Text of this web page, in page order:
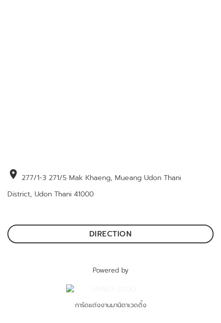
location_on 277/1-3 271/5 Mak Khaeng, Mueang Udon Thani
District, Udon Thani 41000
DIRECTION
Powered by
การ์ดแต่งงานมานิตาเวดดิ้ง